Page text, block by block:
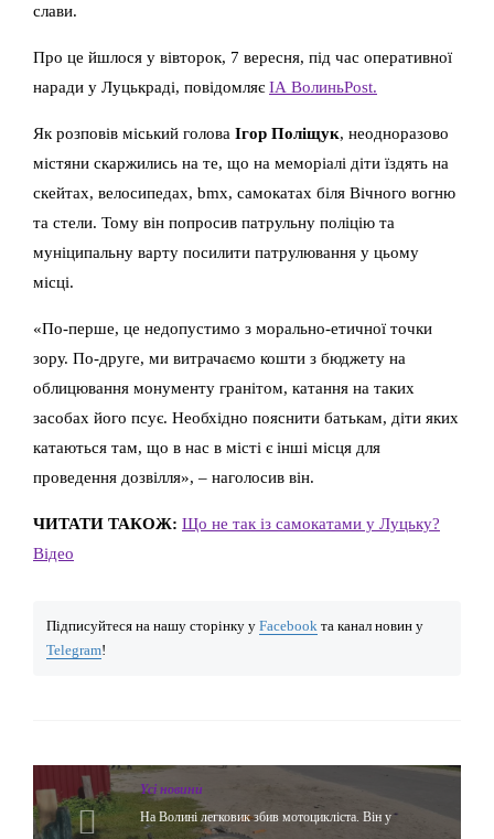
слави.
Про це йшлося у вівторок, 7 вересня, під час оперативної
наради у Луцькраді, повідомляє ІА ВолиньРost.
Як розповів міський голова Ігор Поліщук, неодноразово
містяни скаржились на те, що на меморіалі діти їздять на
скейтах, велосипедах, bmx, самокатах біля Вічного вогню
та стели. Тому він попросив патрульну поліцію та
муніципальну варту посилити патрулювання у цьому
місці.
«По-перше, це недопустимо з морально-етичної точки
зору. По-друге, ми витрачаємо кошти з бюджету на
облицювання монументу гранітом, катання на таких
засобах його псує. Необхідно пояснити батькам, діти яких
катаються там, що в нас в місті є інші місця для
проведення дозвілля», – наголосив він.
ЧИТАТИ ТАКОЖ: Що не так із самокатами у Луцьку?
Відео
Підписуйтеся на нашу сторінку у Facebook та канал новин у
Telegram!
Yсі новини
На Волині легковик збив мотоцикліста. Він у